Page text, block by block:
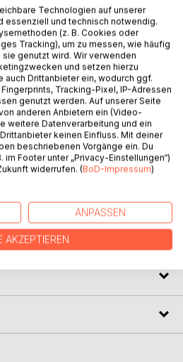
Heute wird genehmigt, was
Ich zeige den Weg zum 100
U-Wert-Bauen, ist das
bauschadensträchtigste,
Sondermüllbauen
Baugeschichte.
Prüfstand!
Übergang vom U-Wert-Bauen,
Technologien auf unserer
essenziell und technisch notwendig.
(z. B. Cookies oder
Tracking), um zu messen, wie häufig
genutzt wird. Wir verwenden
und setzen hierzu
Drittanbieter ein, wodurch ggf.
Tracking-Pixel, IP-Adressen
genutzt werden. Auf unserer Seite
anderen Anbietern ein (Video-
weitere Datenverarbeitung und ein
keinen Einfluss. Mit deiner
beschriebenen Vorgänge ein. Du
im Footer unter „Privacy-Einstellungen“)
widerrufen. (BoD-Impressum)
ANPASSEN
AKZEPTIEREN